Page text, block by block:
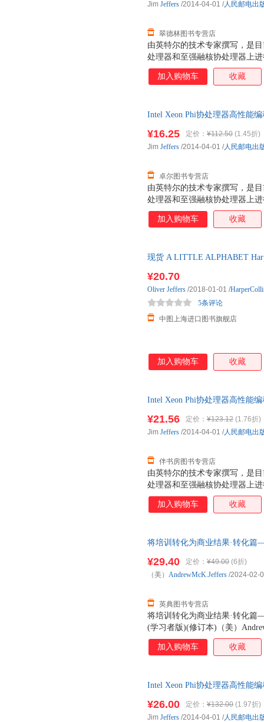
由英特尔的技术专家撰写，是
处理器和至强融核协处理器上
理器高性能编程指南》所采用
阐述的统一、标准和灵活的编
朋友圈晒书并发送晒书截图至
级计算机！领取方式可详询@
翠德林图书专营店
Jim Jeffers /2014-04-01 /人民邮电出
加入购物车 收藏
Intel Xeon Phi协处理器高性能
由英特尔的技术专家撰写，是
处理器和至强融核协处理器上
理器高性能编程指南》所采用
阐述的统一、标准和灵活的编
朋友圈晒书并发送晒书截图至
级计算机！领取方式可详询@
¥16.25 定价： ¥112.50 (1.45折)
卓尔图书专营店
Jim Jeffers /2014-04-01 /人民邮电出
加入购物车 收藏
现货 A LITTLE ALPHABET
¥20.70
中图上海进口图书旗舰店
5条评论
Oliver Jeffers /2018-01-01 /
加入购物车 收藏
Intel Xeon Phi协处理器高性能
由英特尔的技术专家撰写，是
处理器和至强融核协处理器上
理器高性能编程指南》所采用
阐述的统一、标准和灵活的编
朋友圈晒书并发送晒书截图至
级计算机！领取方式可详询@
¥21.56 定价： ¥123.12 (1.76折)
伴书房图书专营店
Jim Jeffers /2014-04-01 /人民邮电出
加入购物车 收藏
将培训转化为商业结果·转化
将培训转化为商业结果·转化
(学习者版)(修订本)（美）
¥29.40 定价： ¥49.00 (6折)
英典图书专营店
（美） AndrewMcK.Jeffers /2024-02-
加入购物车 收藏
Intel Xeon Phi协处理器高性能
¥26.00 定价： ¥132.00 (1.97折)
Jim Jeffers /2014-04-01 /人民邮电出